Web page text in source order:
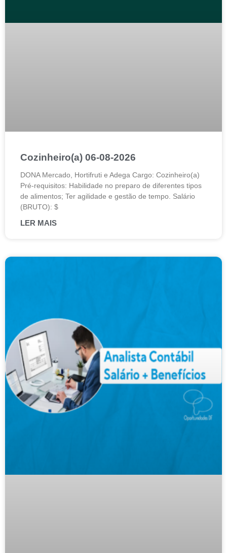
Cozinheiro(a) 06-08-2026
DONA Mercado, Hortifruti e Adega Cargo: Cozinheiro(a)
Pré-requisitos: Habilidade no preparo de diferentes tipos
de alimentos; Ter agilidade e gestão de tempo. Salário
(BRUTO): $
LER MAIS